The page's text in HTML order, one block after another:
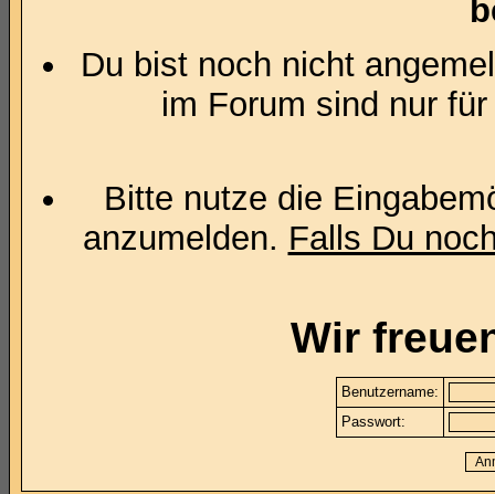
Du bist noch nicht
im Forum sind nur
Bitte nutze die
anzumelden. Falls Du
Wir
Benutzername:
Passwort: